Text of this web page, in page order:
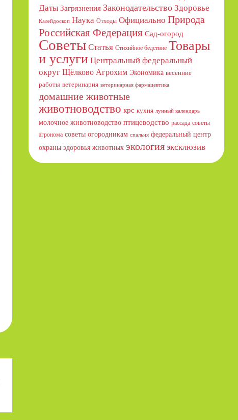
Даты Загрязнения Законодательство Здоровье
Калейдоскоп Наука Отходы Официально Природа
Российская Федерация Сад-огород
Советы Статья Стихийное бедствие Товары
и услуги Центральный федеральный
округ Щёлково Агрохим Экономика весенние
работы ветеринария ветеринарная фармацевтика
домашние животные
животноводство крс кухня лунный календарь
молочное животноводство птицеводство рассада советы
агронома советы огородникам спальня федеральный центр
охраны здоровья животных экология эксклюзив